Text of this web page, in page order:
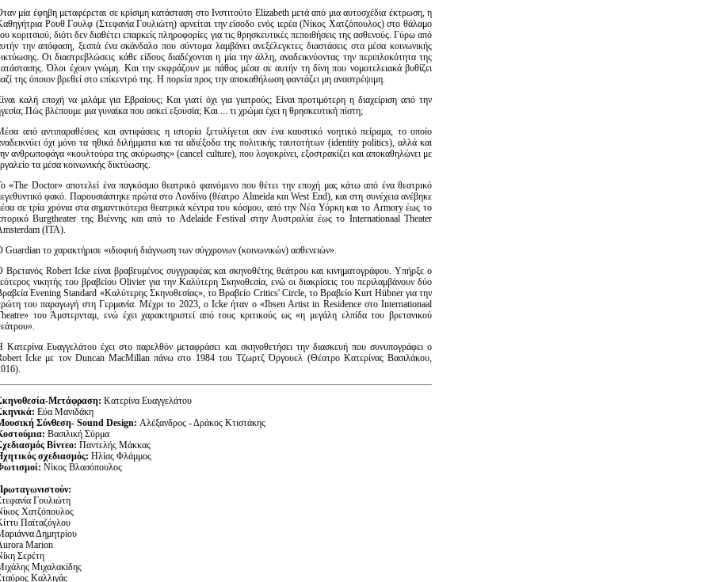
μία έφηβη μεταφέρεται σε κρίσιμη κατάσταση στο Ινστιτούτο Elizabeth μετά από μια αυτοσχέδια έκτρωση, η
Ρουθ Γουλφ (Στεφανία Γουλιώτη) αρνείται την είσοδο ενός ιερέα (Νίκος Χατζόπουλος) στο θάλαμο
κοριτσιού, διότι δεν διαθέτει επαρκείς πληροφορίες για τις θρησκευτικές πεποιθήσεις της ασθενούς. Γύρω από
την απόφαση, ξεσπά ένα σκάνδαλο που σύντομα λαμβάνει ανεξέλεγκτες διαστάσεις στα μέσα κοινωνικής
Οι διαστρεβλώσεις κάθε είδους διαδέχονται η μία την άλλη, αναδεικνύοντας την περιπλοκότητα της
Όλοι έχουν γνώμη. Kαι την εκφράζουν με πάθος μέσα σε αυτήν τη δίνη που νομοτελειακά βυθίζει
της όποιον βρεθεί στο επίκεντρό της. Η πορεία προς την αποκαθήλωση φαντάζει μη αναστρέψιμη.
καλή εποχή να μιλάμε για Εβραίους; Και γιατί όχι για γιατρούς; Είναι προτιμότερη η διαχείριση από την
Πώς βλέπουμε μια γυναίκα που ασκεί εξουσία; Και ... τι χρώμα έχει η θρησκευτική πίστη;
από αντιπαραθέσεις και αντιφάσεις η ιστορία ξετυλίγεται σαν ένα καυστικό νοητικό πείραμα, το οποίο
όχι μόνο τα ηθικά διλήμματα και τα αδιέξοδα της πολιτικής ταυτοτήτων (identity politics), αλλά και
ανθρωποφάγα «κουλτούρα της ακύρωσης» (cancel culture), που λογοκρίνει, εξοστρακίζει και αποκαθηλώνει με
τα μέσα κοινωνικής δικτύωσης.
«The Doctor» αποτελεί ένα παγκόσμιο θεατρικό φαινόμενο που θέτει την εποχή μας κάτω από ένα θεατρικό
φακό. Παρουσιάστηκε πρώτα στο Λονδίνο (θέατρο Almeida και West End), και στη συνέχεια ανέβηκε
σε τρία χρόνια στα σημαντικότερα θεατρικά κέντρα του κόσμου, από την Νέα Υόρκη και το Armory έως το
Burgtheater της Βιέννης και από το Adelaide Festival στην Αυστραλία έως το Internationaal Theater
(ITA).
Guardian το χαρακτήρισε «ιδιοφυή διάγνωση των σύγχρονων (κοινωνικών) ασθενειών».
Βρετανός Robert Icke είναι βραβευμένος συγγραφέας και σκηνοθέτης θεάτρου και κινηματογράφου. Υπήρξε ο
νικητής του βραβείου Olivier για την Καλύτερη Σκηνοθεσία, ενώ οι διακρίσεις του περιλαμβάνουν δύο
Evening Standard «Καλύτερης Σκηνοθεσίας», το Βραβείο Critics' Circle, το Βραβείο Kurt Hübner για την
του παραγωγή στη Γερμανία. Μέχρι το 2023, ο Icke ήταν ο «Ibsen Artist in Residence στο Internationaal
του Άμστερνταμ, ενώ έχει χαρακτηριστεί από τους κριτικούς ως «η μεγάλη ελπίδα του βρετανικού
Κατερίνα Ευαγγελάτου έχει στο παρελθόν μεταφράσει και σκηνοθετήσει την διασκευή που συνυπογράφει ο
Icke με τον Duncan MacMillan πάνω στο 1984 του Τζωρτζ Όργουελ (Θέατρο Κατερίνας Βασιλάκου,
Μετάφραση: Κατερίνα Ευαγγελάτου
Εύα Μανιδάκη
Σύνθεση- Sound Design: Αλέξανδρος - Δράκος Κτιστάκης
Βασιλική Σύρμα
Βίντεο: Παντελής Μάκκας
σχεδιασμός: Ηλίας Φλάμμος
Νίκος Βλασόπουλος
Γουλιώτη
Χατζόπουλος
Παϊταζόγλου
Δημητρίου
Marion
Σερέτη
Μιχαλακίδης
Καλλιγάς